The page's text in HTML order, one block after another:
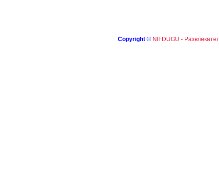
Copyright © NIFDUGU -